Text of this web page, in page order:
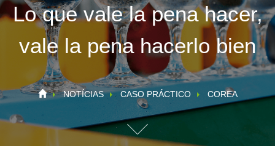
Lo que vale la pena hacer,
vale la pena hacerlo bien
NOTÍCIAS CASO PRÁCTICO COREA